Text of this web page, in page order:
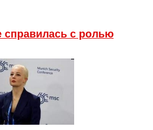
с ролью